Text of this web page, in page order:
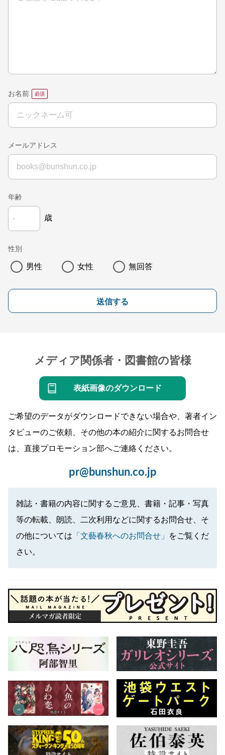
お名前
メールアドレス
年齢
歳
性別
男性 女性 無回答
送信する
メディア関係者・図書館の皆様
表紙画像のダウンロード
ご希望のデータがダウンロードできない場合や、著者イン
タビューのご依頼、その他の本の紹介に関するお問合せ
は、直接プロモーション部へご連絡ください。
pr@bunshun.co.jp
雑誌・書籍の内容に関するご意見、書籍・記事・写真
等の転載、朗読、二次利用などに関するお問合せ、そ
の他については 「文藝春秋へのお問合せ」
をご覧くだ
さい。